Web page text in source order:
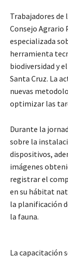
Trabajadores de
Consejo Agrario
especializada
herramienta
biodiversidad y
Santa Cruz. La
nuevas
optimizar las
Durante la
sobre la
dispositivos,
imágenes
registrar el
en su hábitat
la planificación
la fauna.
La capacitación